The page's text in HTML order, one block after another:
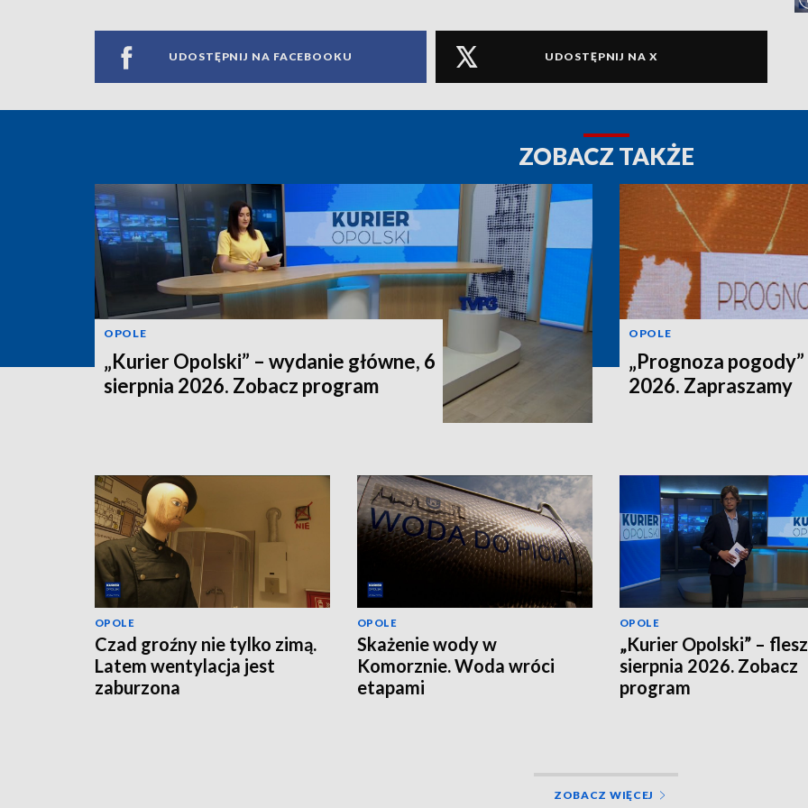
UDOSTĘPNIJ NA FACEBOOKU UDOSTĘPNIJ NA X
ZOBACZ TAKŻE
OPOLE
„Kurier Opolski” – wydanie główne, 6
sierpnia 2026. Zobacz program
OPOLE
„Prognoza
2026. Zapraszamy
OPOLE
Czad groźny nie tylko zimą.
Latem wentylacja jest
zaburzona
OPOLE
Skażenie wody w
Komorznie. Woda wróci
etapami
OPOLE
„Kurier Opolski” –
sierpnia 2026. Zobacz
program
ZOBACZ WIĘCEJ